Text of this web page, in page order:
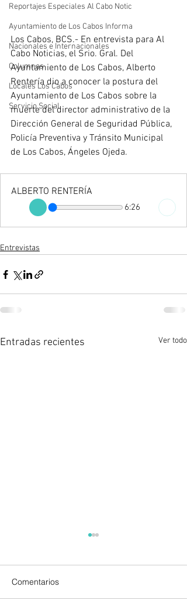
Reportajes Especiales Al Cabo Notic
Ayuntamiento de Los Cabos Informa
Nacionales e Internacionales
Columnas
Locales Los Cabos
Servicio Social
Los Cabos, BCS.- En entrevista para Al
Cabo Noticias, el Srio. Gral. Del
Ayuntamiento de Los Cabos, Alberto
Rentería dio a conocer la postura del
Ayuntamiento de Los Cabos sobre la
muerte del director administrativo de la
Dirección General de Seguridad Pública,
Policía Preventiva y Tránsito Municipal
de Los Cabos, Ángeles Ojeda.
ALBERTO RENTERÍA
6:26
Entrevistas
Entradas recientes Ver todo
Comentarios